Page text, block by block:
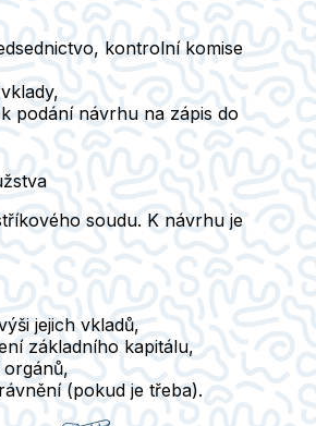
kontrolní komise
,
podání návrhu na zápis do
soudu. K návrhu je
jejich vkladů,
základního kapitálu,
,
(pokud je třeba).